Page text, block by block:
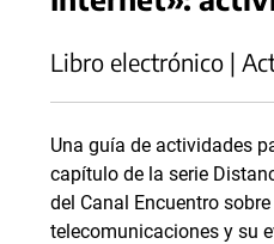
Libro electrónico |
Una guía de actividades
capítulo de la serie
del Canal Encuentro
telecomunicaciones y su